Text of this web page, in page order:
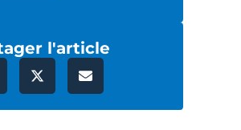
l'article